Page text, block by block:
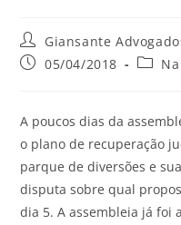
Giansante
05/04/2018
A poucos dias da
o plano de recuperação
parque de diversões e
disputa sobre qual
dia 5. A assembleia já foi